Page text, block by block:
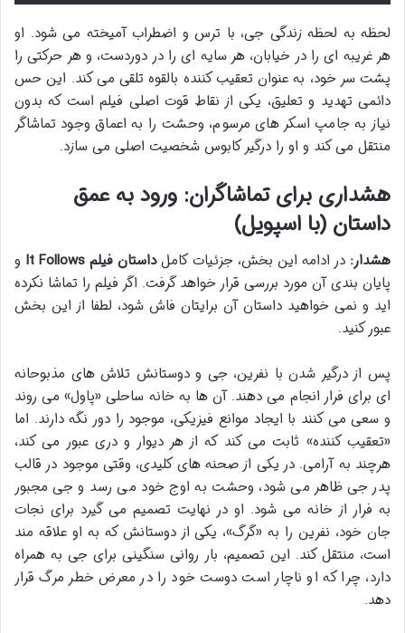
لحظه به لحظه زندگی جی، با ترس و اضطراب آمیخته می شود. او
هر غریبه ای را در خیابان، هر سایه ای را در دوردست، و هر حرکتی را
پشت سر خود، به عنوان تعقیب کننده بالقوه تلقی می کند. این حس
دائمی تهدید و تعلیق، یکی از نقاط قوت اصلی فیلم است که بدون
نیاز به جامپ اسکر های مرسوم، وحشت را به اعماق وجود تماشاگر
منتقل می کند و او را درگیر کابوس شخصیت اصلی می سازد.
هشداری برای تماشاگران: ورود به عمق
داستان (با اسپویل)
هشدار: در ادامه این بخش، جزئیات کاملداستان فیلم It Follows
و
پایان بندی آن مورد بررسی قرار خواهد گرفت. اگر فیلم را تماشا نکرده
اید و نمی خواهید داستان آن برایتان فاش شود، لطفا از این بخش
عبور کنید.
پس از درگیر شدن با نفرین، جی و دوستانش تلاش های مذبوحانه
ای برای فرار انجام می دهند. آن ها به خانه ساحلی «پاول» می روند
و سعی می کنند با ایجاد موانع فیزیکی، موجود را دور نگه دارند. اما
«تعقیب کننده» ثابت می کند که از هر دیوار و دری عبور می کند،
هرچند به آرامی. در یکی از صحنه های کلیدی، وقتی موجود در قالب
پدر جی ظاهر می شود، وحشت به اوج خود می رسد و جی مجبور
به فرار از خانه می شود. او در نهایت تصمیم می گیرد برای نجات
جان خود، نفرین را به «گرگ»، یکی از دوستانش که به او علاقه مند
است، منتقل کند. این تصمیم، بار روانی سنگینی برای جی به همراه
دارد، چرا که او ناچار است دوست خود را در معرض خطر مرگ قرار
دهد.